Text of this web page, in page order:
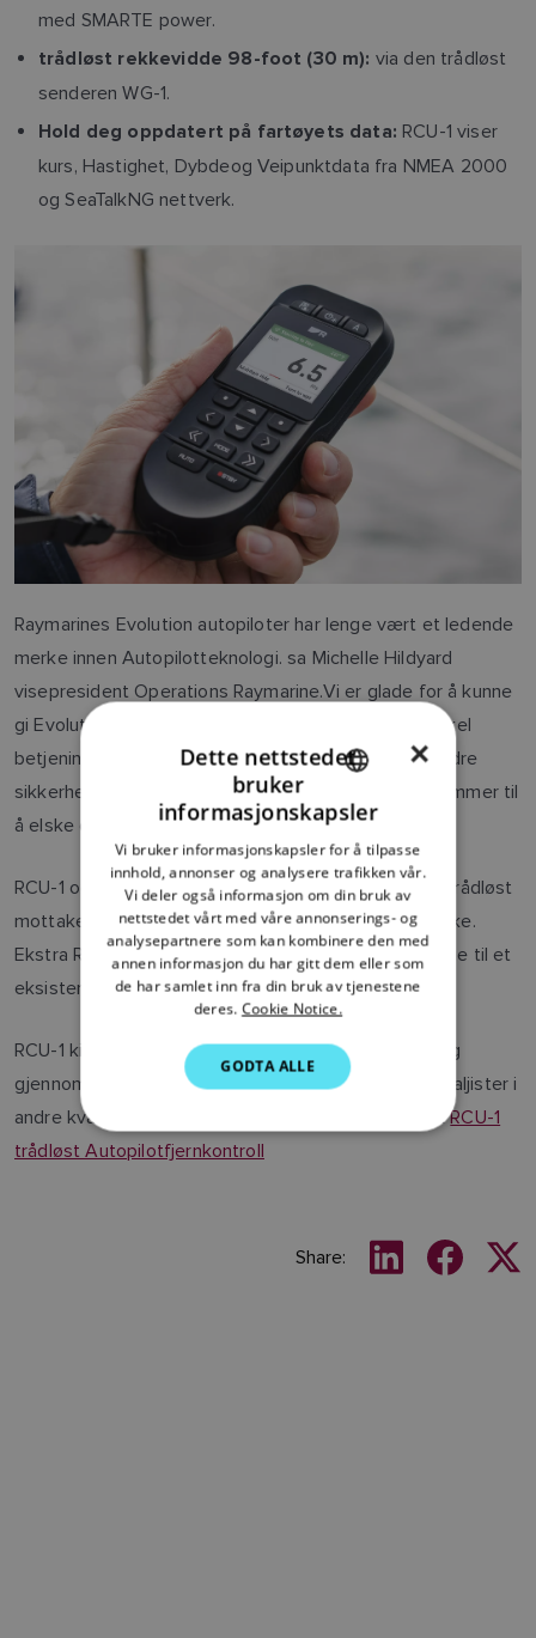
med SMARTE power.
trådløst rekkevidde 98-foot (30 m): via den trådløst
senderen WG-1.
Hold deg oppdatert på fartøyets data: RCU-1 viser
kurs, Hastighet, Dybdeog Veipunktdata fra NMEA 2000
og SeaTalkNG nettverk.
Raymarines Evolution autopiloter har lenge vært et ledende
merke innen Autopilotteknologi. sa Michelle Hildyard
visepresident Operations Raymarine.Vi er glade for å kunne
gi Evolution brukere en ny fjernkontroll RCU-1 for enkel
betjening av autopiloten. Fra enklere betjening til bedre
sikkerhet om bord, er vi sikre på at kundene våre kommer til
å elske denne fjernkontrollen.
RCU-1 og WG-1 kit inneholder én fjernkontroll og én trådløst
mottaker noe som gir båtfolk alt de trenger i én pakke.
Ekstra RCU-1 betjening kan kjøpes separat for å legge til et
eksisterende system.
RCU-1 kit selges for 549,99 $ og vil være tilgjengelig
gjennom Raymarines nettverk av forhandlere og detaljister i
andre kvartal av 2026. For mer informasjon, utforskRCU-1
trådløst Autopilotfjernkontroll
Share:
DANISH
ITALIAN
SWEDISH
GERMAN
SPANISH
×
Dette nettstedet
bruker
informasjonskapsler
Vi bruker informasjonskapsler for å tilpasse
innhold, annonser og analysere trafikken vår.
Vi deler også informasjon om din bruk av
nettstedet vårt med våre annonserings- og
analysepartnere som kan kombinere den med
annen informasjon du har gitt dem eller som
de har samlet inn fra din bruk av tjenestene
deres. Cookie Notice.
GODTA ALLE